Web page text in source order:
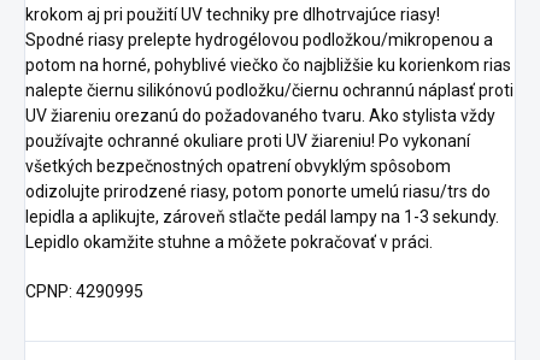
krokom aj pri použití UV techniky pre dlhotrvajúce riasy!
Spodné riasy prelepte hydrogélovou podložkou/mikropenou a
potom na horné, pohyblivé viečko čo najbližšie ku korienkom rias
nalepte čiernu silikónovú podložku/čiernu ochrannú náplasť proti
UV žiareniu orezanú do požadovaného tvaru. Ako stylista vždy
používajte ochranné okuliare proti UV žiareniu! Po vykonaní
všetkých bezpečnostných opatrení obvyklým spôsobom
odizolujte prirodzené riasy, potom ponorte umelú riasu/trs do
lepidla a aplikujte, zároveň stlačte pedál lampy na 1-3 sekundy.
Lepidlo okamžite stuhne a môžete pokračovať v práci.
CPNP: 4290995